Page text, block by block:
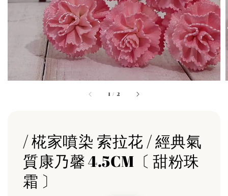
1 / 2
/ 椛家噴染 索拉花 / 經典氣
質康乃馨 4.5CM〔 甜粉珠
霜 〕